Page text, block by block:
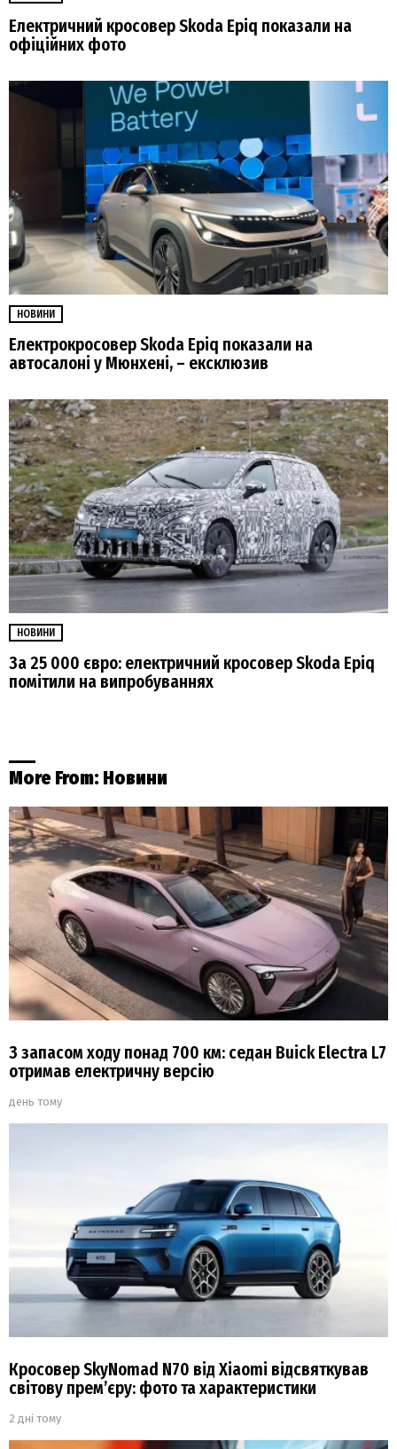
Електричний кросовер Skoda Epiq показали на
офіційних фото
НОВИНИ
Електрокросовер Skoda Epiq показали на
автосалоні у Мюнхені, – ексклюзив
НОВИНИ
За 25 000 євро: електричний кросовер Skoda Epiq
помітили на випробуваннях
More From: Новини
З запасом ходу понад 700 км: седан Buick Electra L7
отримав електричну версію
день тому
Кросовер SkyNomad N70 від Xiaomi відсвяткував
світову прем’єру: фото та характеристики
2 дні тому